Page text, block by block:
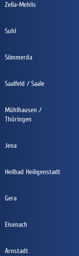
Zella-Mehlis
Suhl
Sömmerda
Saalfeld / Saale
Mühlhausen /
Thüringen
Jena
Heilbad Heiligenstadt
Gera
Eisenach
Arnstadt